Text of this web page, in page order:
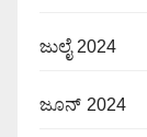
ಜುಲೈ 2024
ಜೂನ್ 2024